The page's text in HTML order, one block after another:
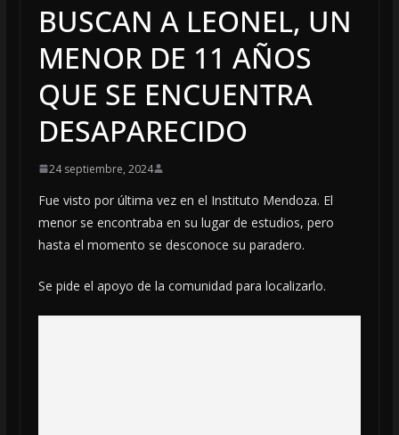
BUSCAN A LEONEL, UN
MENOR DE 11 AÑOS
QUE SE ENCUENTRA
DESAPARECIDO
24 septiembre, 2024
Fue visto por última vez en el Instituto Mendoza. El
menor se encontraba en su lugar de estudios, pero
hasta el momento se desconoce su paradero.
Se pide el apoyo de la comunidad para localizarlo.